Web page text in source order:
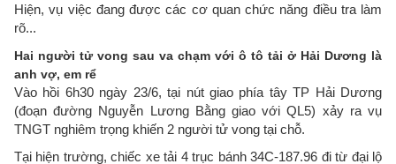
Hiện, vụ việc đang được các cơ quan chức năng điều tra làm
rõ...
Hai người tử vong sau va chạm với ô tô tải ở Hải Dương là
anh vợ, em rể
​Vào hồi 6h30 ngày 23/6, tại nút giao phía tây TP Hải Dương
(đoạn đường Nguyễn Lương Bằng giao với QL5) xảy ra vụ
TNGT nghiêm trọng khiến 2 người tử vong tại chỗ.
Tại hiện trường, chiếc xe tải 4 trục bánh 34C-187.96 đi từ đại lộ